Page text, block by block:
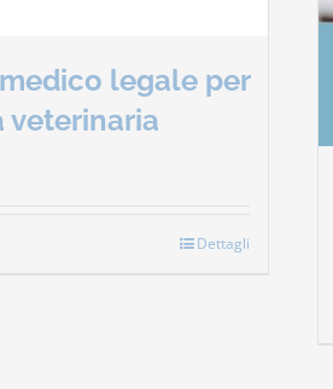
legale per
veterinaria
Dettagli